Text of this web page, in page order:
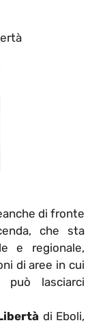
di fronte
che sta
e regionale,
di aree in cui
può lasciarci
di Eboli,